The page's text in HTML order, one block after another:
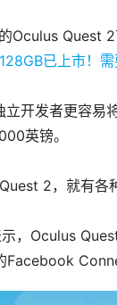
Oculus Quest
开发者更容易
英镑。
2，就有各
，Oculus
Facebook